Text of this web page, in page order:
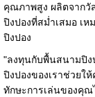
คุณภาพสูง ผลิตจากวั
ปิงปองที่สม่ำเสมอ เ
ปิงปอง
"ลงทุนกับพื้นสนามปิ
ปิงปองของเราช่วย
ทักษะการเล่นของคุ